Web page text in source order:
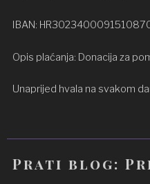
IBAN:
Opis plaćanja: Donacija za
Unaprijed hvala na svakom
Prati blog: